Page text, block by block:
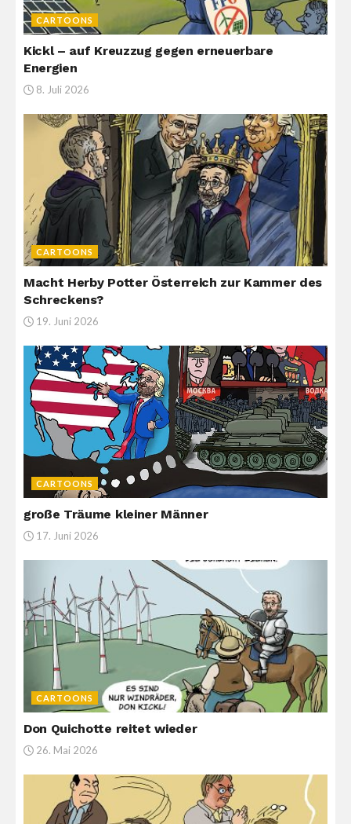
CARTOONS
Kickl – auf Kreuzzug gegen erneuerbare
Energien
8. Juli 2026
CARTOONS
Macht Herby Potter Österreich zur Kammer des
Schreckens?
19. Juni 2026
CARTOONS
große Träume kleiner Männer
17. Juni 2026
CARTOONS
Don Quichotte reitet wieder
26. Mai 2026